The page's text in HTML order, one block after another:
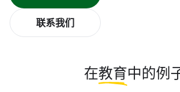
联系我们
在教育中的例